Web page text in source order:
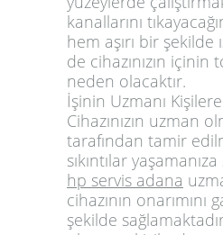
kanallarını
hem aşırı bir şekilde
de cihazınızın içinin
neden olacaktır.
İşinin Uzmanı
Cihazınızın uzman
tarafından tamir
sıkıntılar
hp servis adana
cihazının onarımını
şekilde